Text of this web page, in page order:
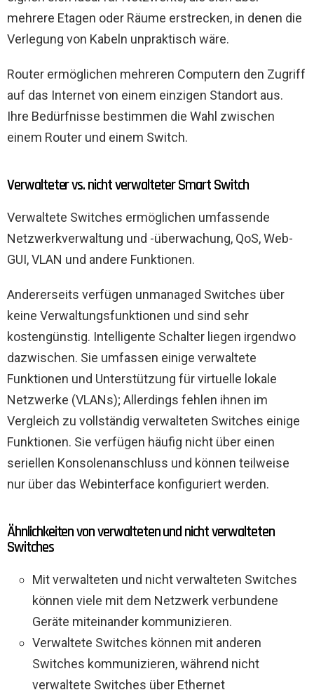
mehrere Etagen oder Räume erstrecken, in denen die
Verlegung von Kabeln unpraktisch wäre.
Router ermöglichen mehreren Computern den Zugriff
auf das Internet von einem einzigen Standort aus.
Ihre Bedürfnisse bestimmen die Wahl zwischen
einem Router und einem Switch.
Verwalteter vs. nicht verwalteter Smart Switch
Verwaltete Switches ermöglichen umfassende
Netzwerkverwaltung und -überwachung, QoS, Web-
GUI, VLAN und andere Funktionen.
Andererseits verfügen unmanaged Switches über
keine Verwaltungsfunktionen und sind sehr
kostengünstig. Intelligente Schalter liegen irgendwo
dazwischen. Sie umfassen einige verwaltete
Funktionen und Unterstützung für virtuelle lokale
Netzwerke (VLANs); Allerdings fehlen ihnen im
Vergleich zu vollständig verwalteten Switches einige
Funktionen. Sie verfügen häufig nicht über einen
seriellen Konsolenanschluss und können teilweise
nur über das Webinterface konfiguriert werden.
Ähnlichkeiten von verwalteten und nicht verwalteten
Switches
Mit verwalteten und nicht verwalteten Switches
können viele mit dem Netzwerk verbundene
Geräte miteinander kommunizieren.
Verwaltete Switches können mit anderen
Switches kommunizieren, während nicht
verwaltete Switches über Ethernet